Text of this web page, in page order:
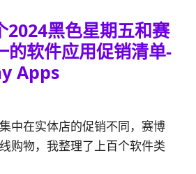
2024黑色星期五和赛
的软件应用促销清单-
Apps
中在实体店的促销不同，赛博
购物，我整理了上百个软件类